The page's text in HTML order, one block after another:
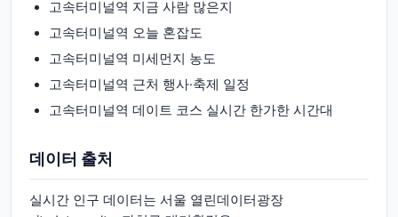
고속터미널역 지금 사람 많은지
고속터미널역 오늘 혼잡도
고속터미널역 미세먼지 농도
고속터미널역 근처 행사·축제 일정
고속터미널역 데이트 코스 실시간 한가한 시간대
데이터 출처
실시간 인구 데이터는 서울 열린데이터광장